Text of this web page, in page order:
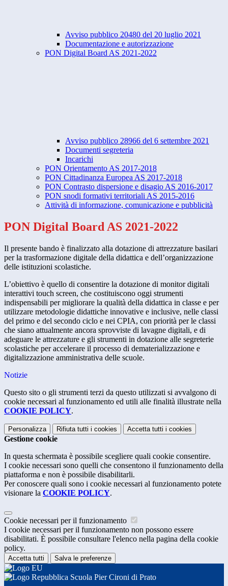
Avviso pubblico 20480 del 20 luglio 2021
Documentazione e autorizzazione
PON Digital Board AS 2021-2022
Avviso pubblico 28966 del 6 settembre 2021
Documenti segreteria
Incarichi
PON Orientamento AS 2017-2018
PON Cittadinanza Europea AS 2017-2018
PON Contrasto dispersione e disagio AS 2016-2017
PON snodi formativi territoriali AS 2015-2016
Attività di informazione, comunicazione e pubblicità
PON Digital Board AS 2021-2022
Il presente bando è finalizzato alla dotazione di attrezzature basilari
per la trasformazione digitale della didattica e dell’organizzazione
delle istituzioni scolastiche.
L’obiettivo è quello di consentire la dotazione di monitor digitali
interattivi touch screen, che costituiscono oggi strumenti
indispensabili per migliorare la qualità della didattica in classe e per
utilizzare metodologie didattiche innovative e inclusive, nelle classi
del primo e del secondo ciclo e nei CPIA, con priorità per le classi
che siano attualmente ancora sprovviste di lavagne digitali, e di
adeguare le attrezzature e gli strumenti in dotazione alle segreterie
scolastiche per accelerare il processo di dematerializzazione e
digitalizzazione amministrativa delle scuole.
Notizie
Questo sito o gli strumenti terzi da questo utilizzati si avvalgono di
cookie necessari al funzionamento ed utili alle finalità illustrate nella
COOKIE POLICY.
Personalizza Rifiuta tutti i cookies Accetta tutti i cookies
Gestione cookie
In questa schermata è possibile scegliere quali cookie consentire.
I cookie necessari sono quelli che consentono il funzionamento della
piattaforma e non è possibile disabilitarli.
Per conoscere quali sono i cookie necessari al funzionamento potete
visionare la COOKIE POLICY.
Cookie necessari per il funzionamento
I cookie necessari per il funzionamento non possono essere
disabilitati. È possibile consultare l'elenco nella pagina della cookie
policy.
Accetta tutti Salva le preferenze
Scuola Pier Cironi di Prato